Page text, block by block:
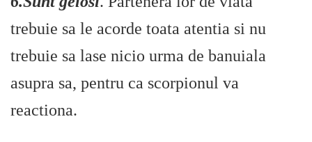
trebuie sa le acorde toata atentia si nu
trebuie sa lase nicio urma de banuiala
asupra sa, pentru ca scorpionul va
reactiona.